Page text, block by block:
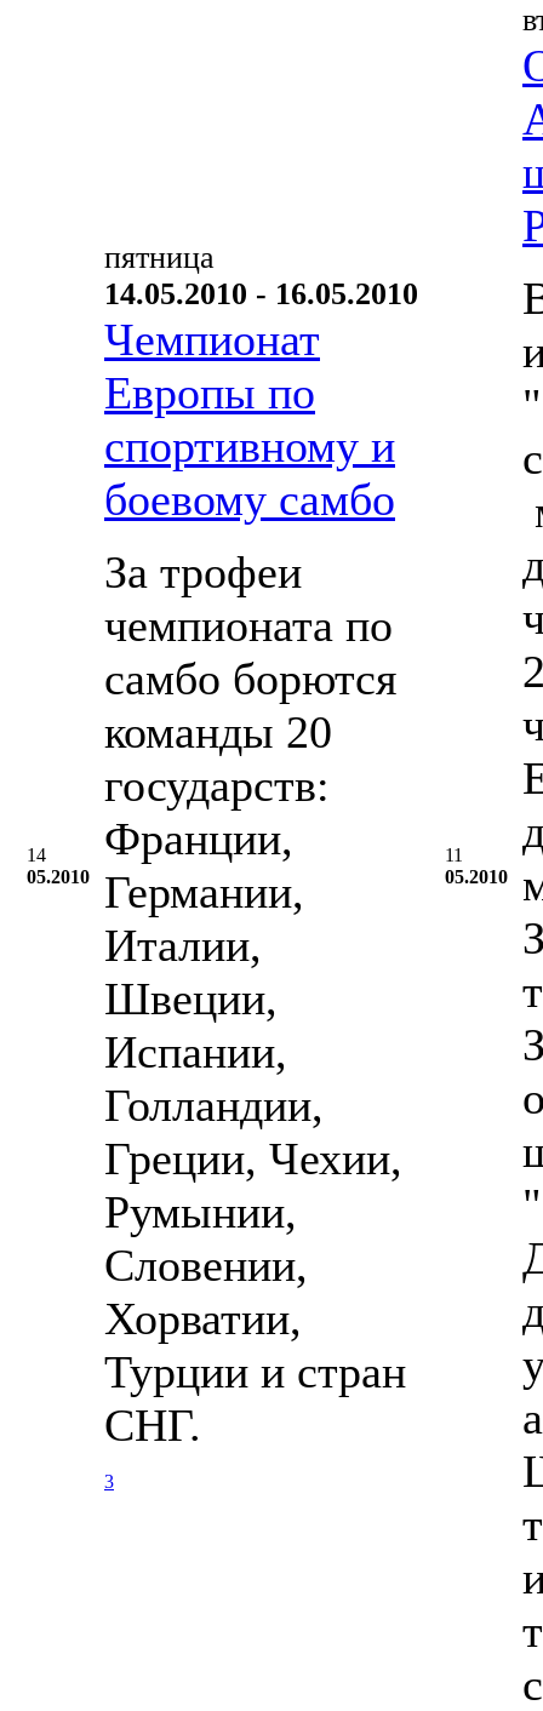
14
05.2010
пятница
14.05.2010 - 16.05.2010
Чемпионат
Европы по
спортивному и
боевому самбо
За трофеи
чемпионата по
самбо борются
команды 20
государств:
Франции,
Германии,
Италии,
Швеции,
Испании,
Голландии,
Греции, Чехии,
Румынии,
Словении,
Хорватии,
Турции и стран
СНГ.
3
11
05.2010